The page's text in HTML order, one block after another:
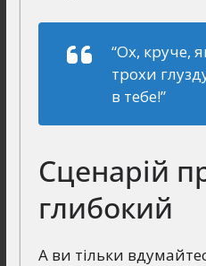
“Ох, круче,
трохи
в тебе!”
Сценарій
глибокий
А ви тільки